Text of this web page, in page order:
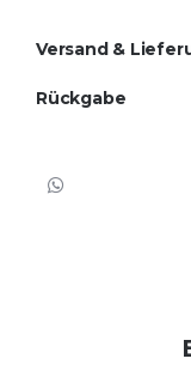
Versand &
Rückgabe